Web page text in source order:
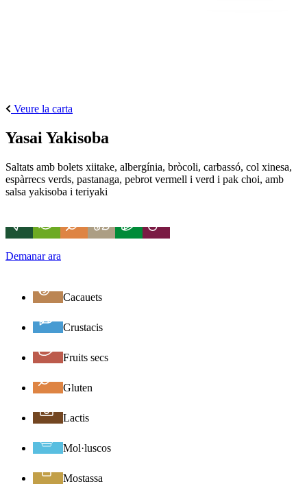
Veure la carta
Yasai Yakisoba
Saltats amb bolets xiitake, albergínia, bròcoli, carbassó, col xinesa,
espàrrecs verds, pastanaga, pebrot vermell i verd i pak choi, amb
salsa yakisoba i teriyaki
Demanar ara
Cacauets
Crustacis
Fruits secs
Gluten
Lactis
Mol·luscos
Mostassa